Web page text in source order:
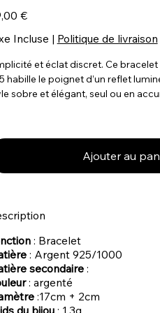
€
Incluse | Politique de livraison
et éclat discret. Ce
habille le poignet d’un reflet
sobre et élégant, seul ou en
Ajouter au
: Bracelet
: Argent 925/1000
secondaire:
: argenté
:17cm + 2cm
du bijou: 1,3g